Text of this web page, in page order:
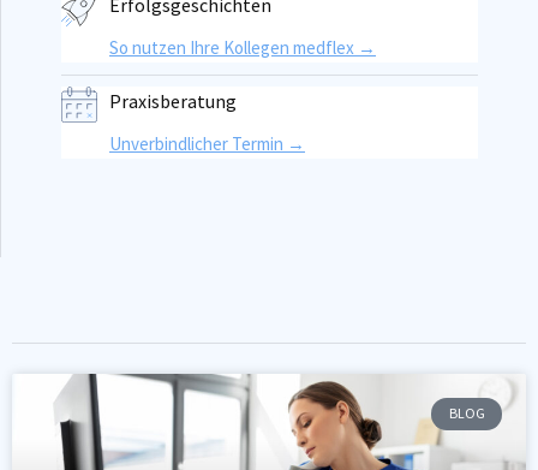
Erfolgsgeschichten
So nutzen Ihre Kollegen medflex →
Praxisberatung
Unverbindlicher Termin →
BLOG